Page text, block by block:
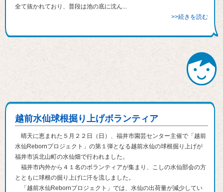
全て抜かれており、普段は池の底に沈ん...
>>続きを読む
越前水仙球根掘り上げボランティア
晴天に恵まれた５月２２日（日）、福井市園芸センター主催で「越前
水仙Rebornプロジェクト」の第１弾となる越前水仙の球根掘り上げが
福井市浜北山町の水仙畑で行われました。
福井市内外から４１名のボランティアが集まり、こしの水仙部会の方
とともに球根の掘り上げに汗を流しました。
「越前水仙Rebornプロジェクト」では、水仙の出荷量が減少してい